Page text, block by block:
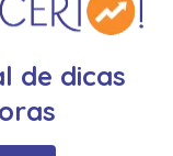
de dicas